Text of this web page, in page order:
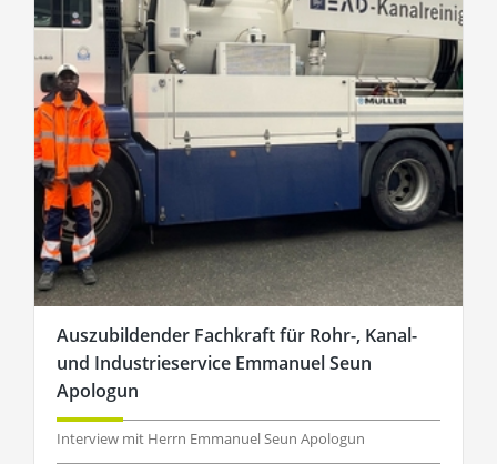
Auszubildender Fachkraft für Rohr-, Kanal-
und Industrieservice Emmanuel Seun
Apologun
Interview mit Herrn Emmanuel Seun Apologun